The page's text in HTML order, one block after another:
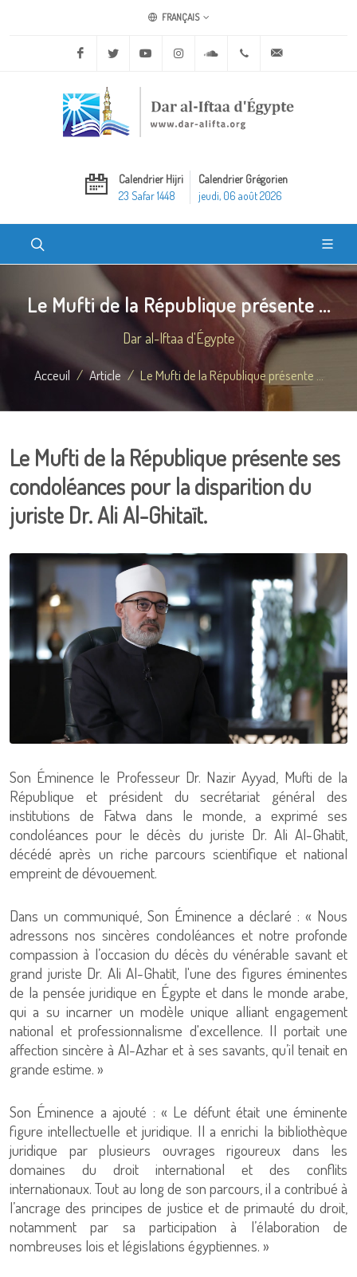
FRANÇAIS
Facebook Twitter Youtube Instagram Soundcloud+20 2 25970400
Calendrier Hijri
23 Safar 1448
Calendrier Grégorien
jeudi, 06 août 2026
Le Mufti de la République présente ...
Dar al-Iftaa d'Égypte
Acceuil Article Le Mufti de la République présente ...
Le Mufti de la République présente ses
condoléances pour la disparition du
juriste Dr. Ali Al-Ghitaït.
Son Éminence le Professeur Dr. Nazir Ayyad, Mufti de la
République et président du secrétariat général des
institutions de Fatwa dans le monde, a exprimé ses
condoléances pour le décès du juriste Dr. Ali Al-Ghatït,
décédé après un riche parcours scientifique et national
empreint de dévouement.
Dans un communiqué, Son Éminence a déclaré : « Nous
adressons nos sincères condoléances et notre profonde
compassion à l’occasion du décès du vénérable savant et
grand juriste Dr. Ali Al-Ghatït, l'une des figures éminentes
de la pensée juridique en Égypte et dans le monde arabe,
qui a su incarner un modèle unique alliant engagement
national et professionnalisme d'excellence. Il portait une
affection sincère à Al-Azhar et à ses savants, qu’il tenait en
grande estime. »
Son Éminence a ajouté : « Le défunt était une éminente
figure intellectuelle et juridique. Il a enrichi la bibliothèque
juridique par plusieurs ouvrages rigoureux dans les
domaines du droit international et des conflits
internationaux. Tout au long de son parcours, il a contribué à
l’ancrage des principes de justice et de primauté du droit,
notamment par sa participation à l’élaboration de
nombreuses lois et législations égyptiennes. »